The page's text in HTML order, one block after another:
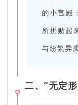
的小宫殿
所拼贴起
与纷繁异
二、“无定